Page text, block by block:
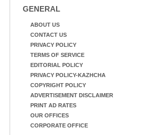
GENERAL
ABOUT US
CONTACT US
PRIVACY POLICY
TERMS OF SERVICE
EDITORIAL POLICY
PRIVACY POLICY-KAZHCHA
COPYRIGHT POLICY
ADVERTISEMENT DISCLAIMER
PRINT AD RATES
OUR OFFICES
CORPORATE OFFICE